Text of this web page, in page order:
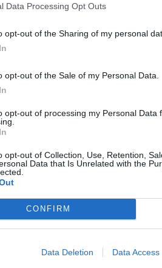
Data Processing Opt Outs
opt-out of the Sharing of my personal
opt-out of the Sale of my Personal Data.
opt-out of processing my Personal Data
opt-out of Collection, Use, Retention,
Data that Is Unrelated with the
CONFIRM
Data Deletion Data Access
gioca a sprazzi alterna cose
sbavature tranne al goal del
tiene bene in difesa
con continuità ed
lui praticamente spaglia tutto
sbaglia almeno 5 passaggi
in mano meglio così perché non
palloni, eccetto per qualche
è fa il suo sa giocare a calcio